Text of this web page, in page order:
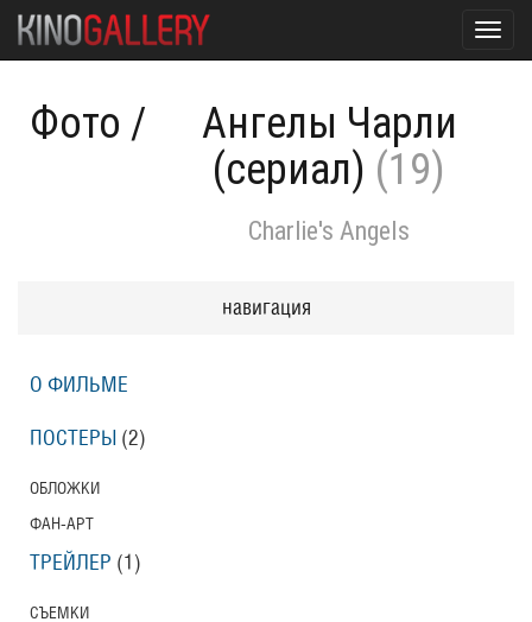
Фото /
Ангелы Чарли
(сериал) (19)
Charlie's Angels
навигация
О ФИЛЬМЕ
ПОСТЕРЫ (2)
ОБЛОЖКИ
ФАН-АРТ
ТРЕЙЛЕР (1)
СЪЕМКИ